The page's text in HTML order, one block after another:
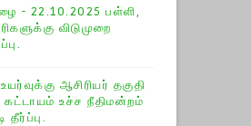
- 22.10.2025 பள்ளி,
விடுமுறை
ஆசிரியர் தகுதி
கட்டாயம் உச்ச நீதிமன்றம்
தீர்ப்பு.